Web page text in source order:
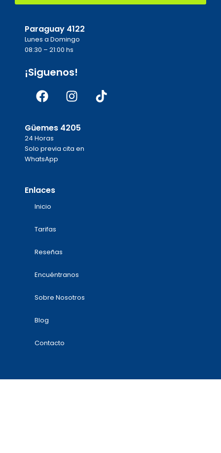
Paraguay 4122
Lunes a Domingo
08:30 – 21:00 hs
¡Siguenos!
Facebook
Instagram
Tiktok
Güemes 4205
24 Horas
Solo previa cita en
WhatsApp
Enlaces
Inicio
Tarifas
Reseñas
Encuéntranos
Sobre Nosotros
Blog
Contacto